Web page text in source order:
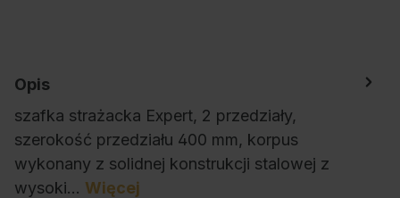
Opis
szafka strażacka Expert, 2 przedziały,
szerokość przedziału 400 mm, korpus
wykonany z solidnej konstrukcji stalowej z
wysoki… Więcej